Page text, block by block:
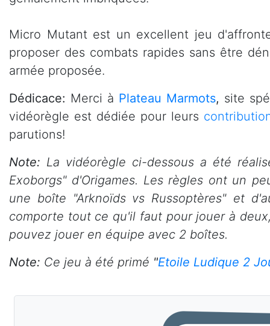
Micro Mutant est un excellent jeu
proposer des combats rapides sans être
armée proposée.
Dédicace: Merci à Plateau Marmots, site
vidéorègle est dédiée pour leurs
parutions!
Note: La vidéorègle ci-dessous a été
Exoborgs" d'Origames. Les règles ont un
une boîte "Arknoïds vs Russoptères" et
comporte tout ce qu'il faut pour jouer à
pouvez jouer en équipe avec 2 boîtes.
Note: Ce jeu à été primé "Etoile Ludique 2